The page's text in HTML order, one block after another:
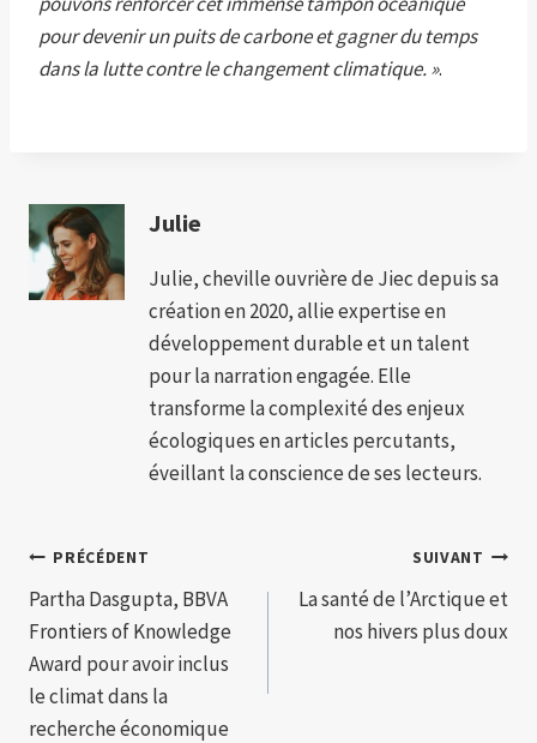
pour devenir un puits de carbone et gagner du temps
dans la lutte contre le changement climatique. ».
Julie
Julie, cheville ouvrière de Jiec depuis sa
création en 2020, allie expertise en
développement durable et un talent
pour la narration engagée. Elle
transforme la complexité des enjeux
écologiques en articles percutants,
éveillant la conscience de ses lecteurs.
Navigation
de
l’article
PRÉCÉDENT
Partha Dasgupta, BBVA
Frontiers of Knowledge
Award pour avoir inclus
le climat dans la
recherche économique
SUIVANT
La santé de l’Arctique et
nos hivers plus doux